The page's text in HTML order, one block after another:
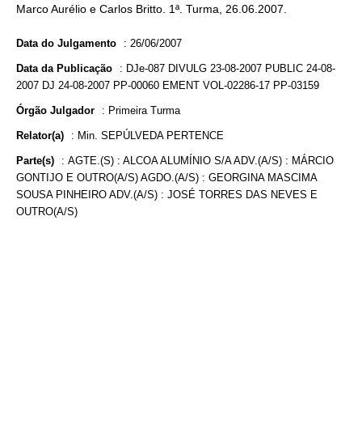
Marco Aurélio e Carlos Britto. 1ª. Turma, 26.06.2007.
Data do Julgamento : 26/06/2007
Data da Publicação : DJe-087 DIVULG 23-08-2007 PUBLIC 24-08-
2007 DJ 24-08-2007 PP-00060 EMENT VOL-02286-17 PP-03159
Órgão Julgador : Primeira Turma
Relator(a) : Min. SEPÚLVEDA PERTENCE
Parte(s) : AGTE.(S) : ALCOA ALUMÍNIO S/A ADV.(A/S) : MÁRCIO
GONTIJO E OUTRO(A/S) AGDO.(A/S) : GEORGINA MASCIMA
SOUSA PINHEIRO ADV.(A/S) : JOSÉ TORRES DAS NEVES E
OUTRO(A/S)